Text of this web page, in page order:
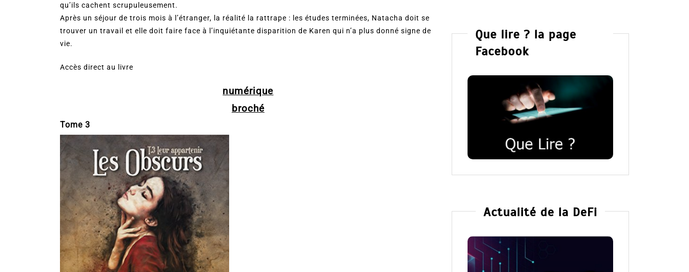
qu’ils cachent scrupuleusement.
Après un séjour de trois mois à l’étranger, la réalité la rattrape : les études terminées, Natacha doit se
trouver un travail et elle doit faire face à l’inquiétante disparition de Karen qui n’a plus donné signe de
vie.
Accès direct au livre
numérique
broché
Tome 3
Que lire ? la page
Facebook
Actualité de la DeFi